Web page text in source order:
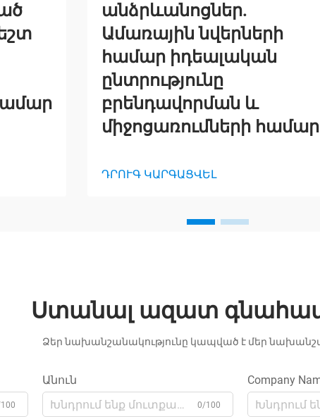
անձրևանոցներ.
Ամառային նվերների
համար իդեալական
ընտրությունը
բրենդավորման և
միջոցառումների համար
ԴՐՈՒԳ ԿԱՐԳԱՑՎԵԼ
Ստանալ ազատ
Ձեր նախանշանակությունը կապված է մեր
Անուն
0/100
Company